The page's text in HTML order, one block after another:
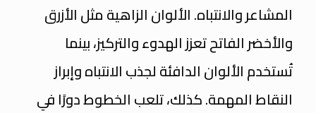
المشاعر والانتباه. الألوان الزاهية مثل الأزرق
والأخضر الفاتح تعزز الهدوء والتركيز، بينما
تُستخدم الألوان الدافئة لجذب الانتباه وإبراز
النقاط المهمة. كذلك، تلعب الخطوط دورًا في